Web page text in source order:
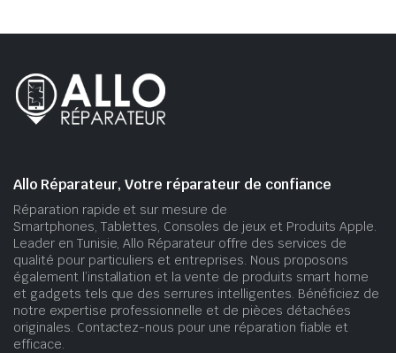
Allo Réparateur, Votre réparateur de confiance
Réparation rapide et sur mesure de
Smartphones, Tablettes, Consoles de jeux et Produits Apple.
Leader en Tunisie, Allo Réparateur offre des services de
qualité pour particuliers et entreprises. Nous proposons
également l’installation et la vente de produits smart home
et gadgets tels que des serrures intelligentes. Bénéficiez de
notre expertise professionnelle et de pièces détachées
originales. Contactez-nous pour une réparation fiable et
efficace.